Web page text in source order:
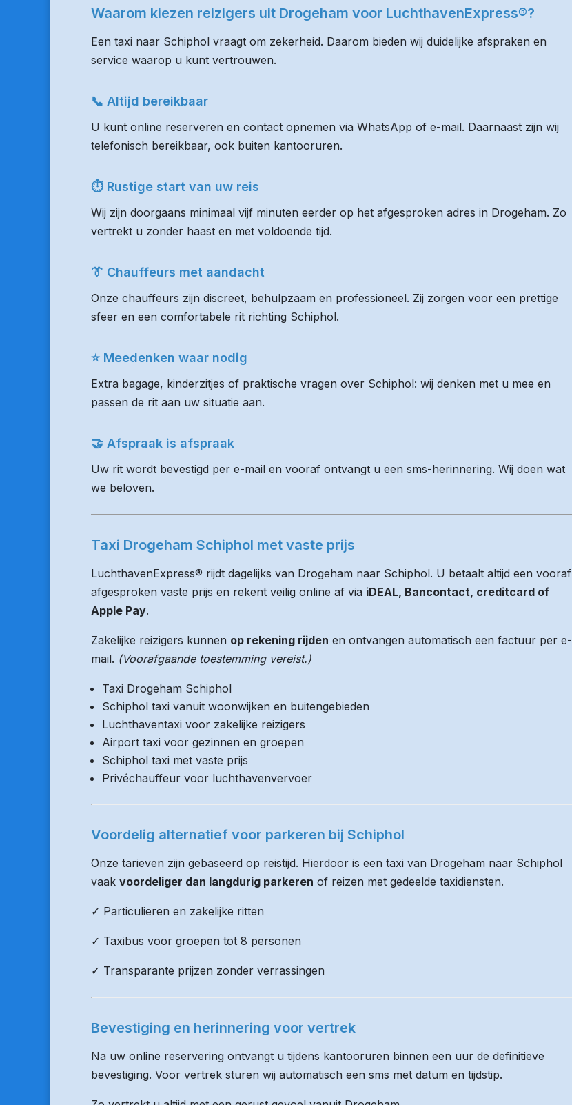
Waarom kiezen reizigers uit Drogeham voor LuchthavenExpress®?
Een taxi naar Schiphol vraagt om zekerheid. Daarom bieden wij duidelijke afspraken en
service waarop u kunt vertrouwen.
📞 Altijd bereikbaar
U kunt online reserveren en contact opnemen via WhatsApp of e-mail. Daarnaast zijn wij
telefonisch bereikbaar, ook buiten kantooruren.
⏱ Rustige start van uw reis
Wij zijn doorgaans minimaal vijf minuten eerder op het afgesproken adres in Drogeham. Zo
vertrekt u zonder haast en met voldoende tijd.
👔 Chauffeurs met aandacht
Onze chauffeurs zijn discreet, behulpzaam en professioneel. Zij zorgen voor een prettige
sfeer en een comfortabele rit richting Schiphol.
⭐ Meedenken waar nodig
Extra bagage, kinderzitjes of praktische vragen over Schiphol: wij denken met u mee en
passen de rit aan uw situatie aan.
🤝 Afspraak is afspraak
Uw rit wordt bevestigd per e-mail en vooraf ontvangt u een sms-herinnering. Wij doen wat
we beloven.
Taxi Drogeham Schiphol met vaste prijs
LuchthavenExpress® rijdt dagelijks van Drogeham naar Schiphol. U betaalt altijd een vooraf
afgesproken vaste prijs en rekent veilig online af via iDEAL, Bancontact, creditcard of
Apple Pay.
Zakelijke reizigers kunnen op rekening rijden en ontvangen automatisch een factuur per e-
mail. (Voorafgaande toestemming vereist.)
Taxi Drogeham Schiphol
Schiphol taxi vanuit woonwijken en buitengebieden
Luchthaventaxi voor zakelijke reizigers
Airport taxi voor gezinnen en groepen
Schiphol taxi met vaste prijs
Privéchauffeur voor luchthavenvervoer
Voordelig alternatief voor parkeren bij Schiphol
Onze tarieven zijn gebaseerd op reistijd. Hierdoor is een taxi van Drogeham naar Schiphol
vaak voordeliger dan langdurig parkeren of reizen met gedeelde taxidiensten.
✓ Particulieren en zakelijke ritten
✓ Taxibus voor groepen tot 8 personen
✓ Transparante prijzen zonder verrassingen
Bevestiging en herinnering voor vertrek
Na uw online reservering ontvangt u tijdens kantooruren binnen een uur de definitieve
bevestiging. Voor vertrek sturen wij automatisch een sms met datum en tijdstip.